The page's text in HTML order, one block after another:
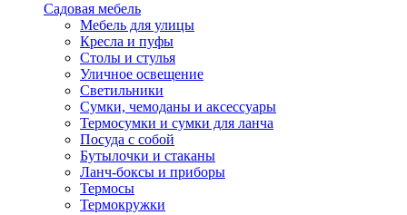
Садовая мебель
Мебель для улицы
Кресла и пуфы
Столы и стулья
Уличное освещение
Светильники
Сумки, чемоданы и аксессуары
Термосумки и сумки для ланча
Посуда с собой
Бутылочки и стаканы
Ланч-боксы и приборы
Термосы
Термокружки